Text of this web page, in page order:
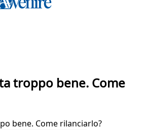
troppo bene. Come
bene. Come rilanciarlo?